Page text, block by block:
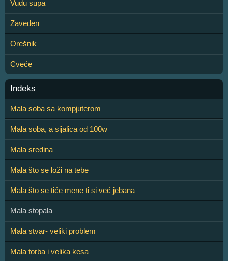
Vudu supa
Zaveden
Orešnik
Cveće
Indeks
Mala soba sa kompjuterom
Mala soba, a sijalica od 100w
Mala sredina
Mala što se loži na tebe
Mala što se tiće mene ti si već jebana
Mala stopala
Mala stvar- veliki problem
Mala torba i velika kesa